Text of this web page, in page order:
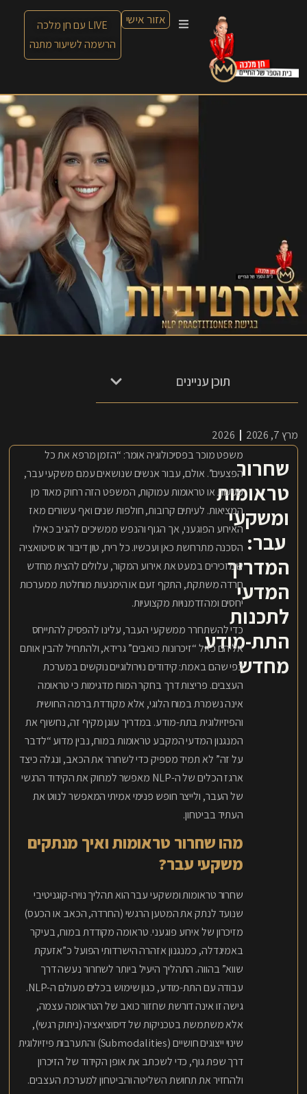
אזור אישי
LIVE עם חן מלכה
הרשמה לשיעור מתנה
מרץ 7, 2026 2026
שחרור
טראומות
ומשקעי
עבר:
המדריך
המדעי
לתכנות
התת-מודע
מחדש
משפט מוכר בפסיכולוגיה אומר: “הזמן מרפא את כל
הפצעים”. אולם, עבור אנשים שנושאים עמם משקעי עבר,
פגיעות או טראומות עמוקות, המשפט הזה רחוק מאוד מן
המציאות. לעיתים קרובות, חולפות שנים ואף עשורים מאז
האירוע הפוגעני, אך הגוף והנפש ממשיכים להגיב כאילו
הסכנה מתרחשת כאן ועכשיו. כל ריח, טון דיבור או סיטואציה
שמזכירים במעט את אירוע המקור, עלולים להצית מחדש
חרדה משתקת, התקף זעם או הימנעות מוחלטת ממערכות
יחסים ומהזדמנויות מקצועיות.
כדי להשתחרר ממשקעי העבר, עלינו להפסיק להתייחס
אליהם כאל “זיכרונות כואבים” גרידא, ולהתחיל להבין אותם
כפי שהם באמת: קידודים נוירולוגיים נוקשים במערכת
העצבים. פריצות דרך בחקר המוח מדגימות כי טראומה
אינה נשמרת במוח הלוגי, אלא מקודדת ברמה החושית
והפיזיולוגית בתת-מודע. במדריך עוגן מקיף זה, נחשוף את
המנגנון המדעי המקבע טראומות במוח, נבין מדוע “לדבר
על זה” לא תמיד מספיק כדי לשחרר את הכאב, ונגלה כיצד
ארגז הכלים של ה-NLP מאפשר למחוק את הקידוד הרגשי
של העבר, ולייצר חופש פנימי אמיתי המאפשר לנווט את
העתיד בביטחון.
מהו שחרור טראומות ואיך מנתקים
משקעי עבר?
שחרור טראומות ומשקעי עבר הוא תהליך נוירו-קוגניטיבי
שנועד לנתק את המטען הרגשי (החרדה, הכאב או הכעס)
מזיכרון של אירוע פוגעני. טראומה מקודדת במוח, בעיקר
באמיגדלה, כמנגנון אזהרה הישרדותי הפועל כ”אזעקת
שווא” בהווה. התהליך היעיל ביותר לשחרור נעשה דרך
עבודה עם התת-מודע, כגון שימוש בכלים מעולם ה-NLP.
גישה זו אינה דורשת שחזור כואב של הטראומה עצמה,
אלא משתמשת בטכניקות של דיסוציאציה (ניתוק רגשי),
שינוי ייצוגים חושיים (Submodalities) והתערבות פיזיולוגית
דרך שפת גוף, כדי לשכתב את אופן הקידוד של הזיכרון
ולהחזיר את תחושת השליטה והביטחון למערכת העצבים.
תוכן עניינים